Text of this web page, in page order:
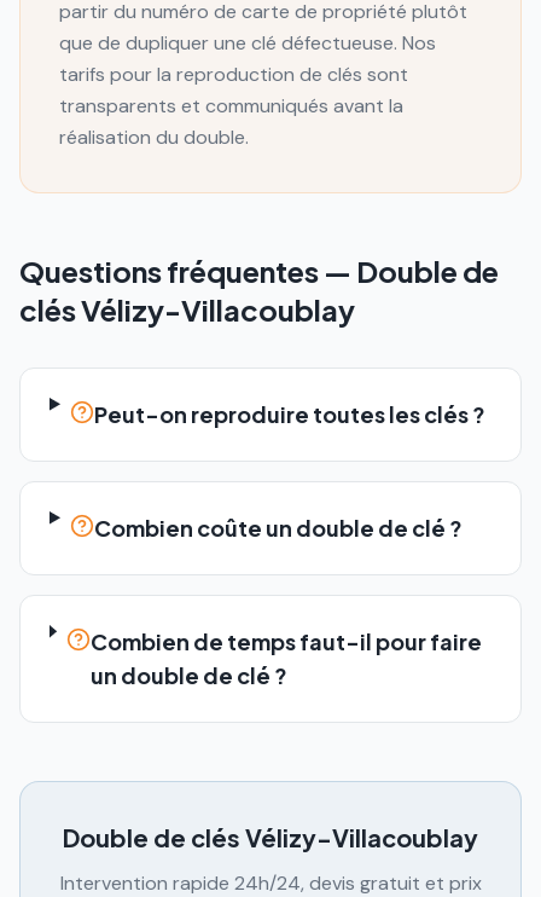
partir du numéro de carte de propriété plutôt
que de dupliquer une clé défectueuse. Nos
tarifs pour la reproduction de clés sont
transparents et communiqués avant la
réalisation du double.
Questions fréquentes — Double de
clésVélizy-Villacoublay
Peut-on reproduire toutes les clés ?
Combien coûte un double de clé ?
Combien de temps faut-il pour faire
un double de clé ?
Double de clés Vélizy-Villacoublay
Intervention rapide 24h/24, devis gratuit et prix